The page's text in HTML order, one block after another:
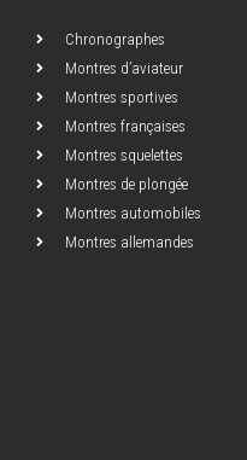
Chronographes
Montres d’aviateur
Montres sportives
Montres françaises
Montres squelettes
Montres de plongée
Montres automobiles
Montres allemandes